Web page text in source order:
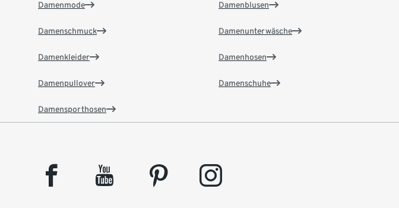
Damenmode
Damenschmuck
Damenkleider
Damenpullover
Damensporthosen
Damenblusen
Damenunterwäsche
Damenhosen
Damenschuhe
facebook youtube pinterest instagram